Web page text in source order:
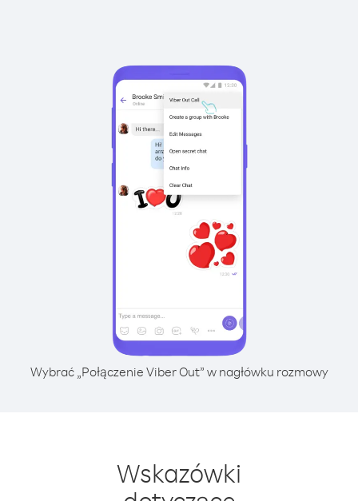
Wybrać „Połączenie Viber Out” w nagłówku rozmowy
Wskazówki